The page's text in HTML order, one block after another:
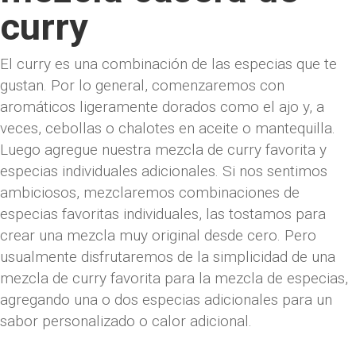
curry
El curry es una combinación de las especias que te
gustan. Por lo general, comenzaremos con
aromáticos ligeramente dorados como el ajo y, a
veces, cebollas o chalotes en aceite o mantequilla.
Luego agregue nuestra mezcla de curry favorita y
especias individuales adicionales. Si nos sentimos
ambiciosos, mezclaremos combinaciones de
especias favoritas individuales, las tostamos para
crear una mezcla muy original desde cero. Pero
usualmente disfrutaremos de la simplicidad de una
mezcla de curry favorita para la mezcla de especias,
agregando una o dos especias adicionales para un
sabor personalizado o calor adicional.